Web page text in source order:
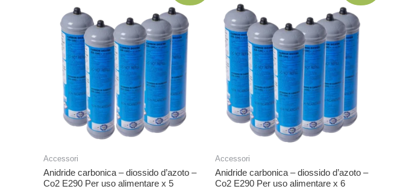
Accessori
Anidride carbonica – diossido d’azoto –
Co2 E290 Per uso alimentare x 5
Accessori
Anidride carbonica – diossido d’azoto –
Co2 E290 Per uso alimentare x 6